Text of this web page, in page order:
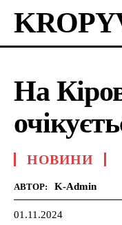
На
НОВИНИ
АВТОР: K-Admin
01.11.2024